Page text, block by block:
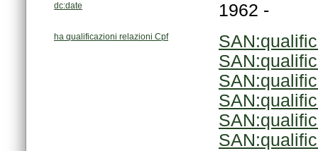
dc:date 1962 -
ha qualificazioni relazioni Cpf